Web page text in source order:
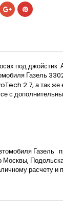
под джойстик
Газель
2.7, а так же
с
Газель
Москвы,
расчету и